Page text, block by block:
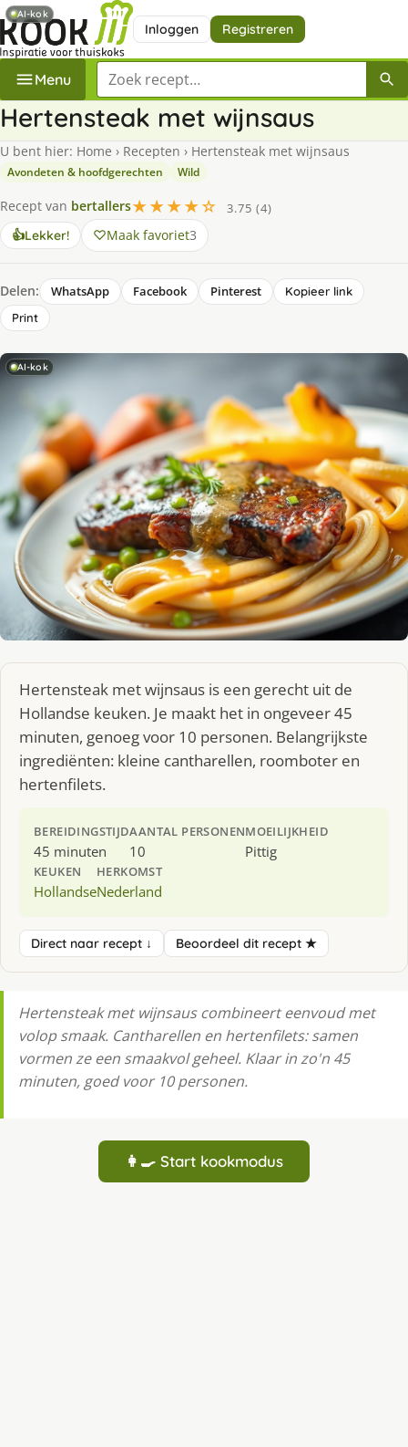
Inloggen Registreren
Menu Zoek een recept
Hertensteak met wijnsaus
U bent hier: Home › Recepten › Hertensteak met wijnsaus
Avondeten & hoofdgerechten Wild
Recept van bertallers★★★★☆
3.75 (4)
👍Lekker! Maak favoriet3
Delen: WhatsApp Facebook Pinterest
Kopieer link
Print
AI-kok
Hertensteak met wijnsaus is een gerecht uit de
Hollandse keuken. Je maakt het in ongeveer 45
minuten, genoeg voor 10 personen. Belangrijkste
ingrediënten: kleine cantharellen, roomboter en
hertenfilets.
BEREIDINGSTIJD
45 minuten
AANTAL PERSONEN
10
MOEILIJKHEID
Pittig
KEUKEN
Hollandse
HERKOMST
Nederland
Direct naar recept ↓ Beoordeel dit recept ★
Hertensteak met wijnsaus combineert eenvoud met
volop smaak. Cantharellen en hertenfilets: samen
vormen ze een smaakvol geheel. Klaar in zo'n 45
minuten, goed voor 10 personen.
👩‍🍳 Start kookmodus
AI-kok